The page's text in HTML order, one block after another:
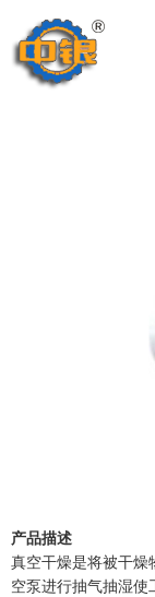
产品描述
真空干燥是将被干燥
空泵进行抽气抽湿